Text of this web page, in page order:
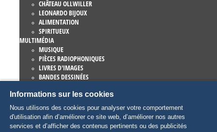
CHÂTEAU OLLWILLER
LEONARDO BIJOUX
ALIMENTATION
SPIRITUEUX
MULTIMÉDIA
MUSIQUE
PIÈCES RADIOPHONIQUES
LIVRES D'IMAGES
BANDES DESSINÉES
EUROPA-PARK LIVRES
JEUX ET FILMS
COLLECTIONS
EUROPA-PARK ATTRACTIONS
Informations sur les cookies
Nous utilisons des cookies pour analyser votre comportement
d'utilisation afin d’améliorer ce site web, d’améliorer nos autres
services et d’afficher des contenus pertinents ou des publicités